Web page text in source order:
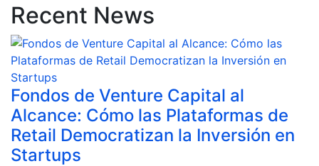
Recent News
Fondos de Venture Capital al
Alcance: Cómo las Plataformas de
Retail Democratizan la Inversión en
Startups